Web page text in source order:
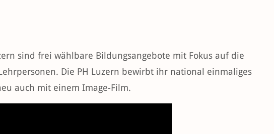
sind frei wählbare Bildungsangebote mit Fokus auf die
Die PH Luzern bewirbt ihr national einmaliges
auch mit einem Image-Film.